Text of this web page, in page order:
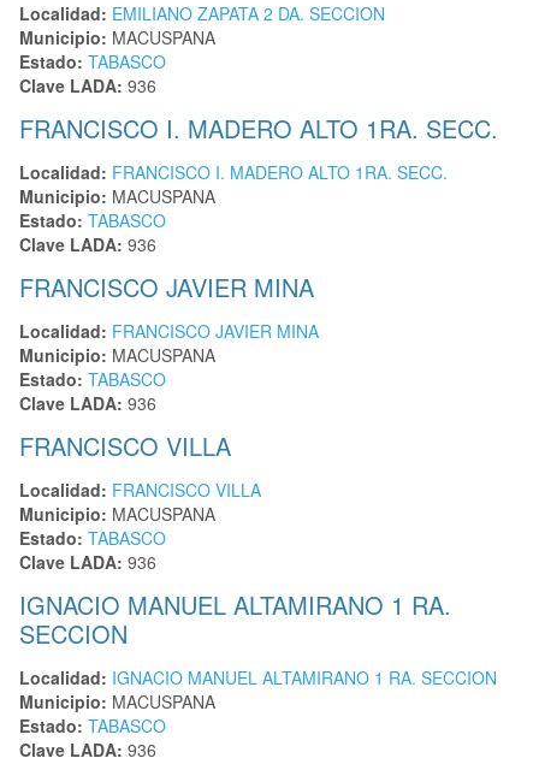
Localidad: EMILIANO ZAPATA 2 DA. SECCION
Municipio: MACUSPANA
Estado: TABASCO
Clave LADA: 936
FRANCISCO I. MADERO ALTO 1RA. SECC.
Localidad: FRANCISCO I. MADERO ALTO 1RA. SECC.
Municipio: MACUSPANA
Estado: TABASCO
Clave LADA: 936
FRANCISCO JAVIER MINA
Localidad: FRANCISCO JAVIER MINA
Municipio: MACUSPANA
Estado: TABASCO
Clave LADA: 936
FRANCISCO VILLA
Localidad: FRANCISCO VILLA
Municipio: MACUSPANA
Estado: TABASCO
Clave LADA: 936
IGNACIO MANUEL ALTAMIRANO 1 RA.
SECCION
Localidad: IGNACIO MANUEL ALTAMIRANO 1 RA. SECCION
Municipio: MACUSPANA
Estado: TABASCO
Clave LADA: 936